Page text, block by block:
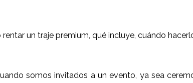
un traje premium, qué incluye, cuándo
somos invitados a un evento, ya sea